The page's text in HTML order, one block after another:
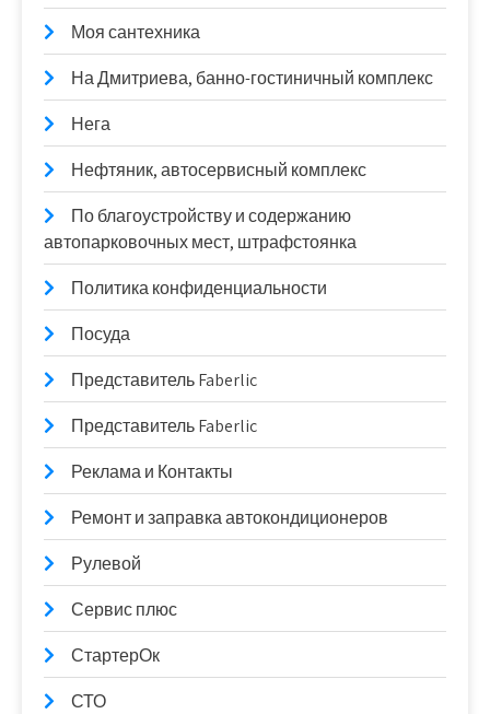
Моя сантехника
На Дмитриева, банно-гостиничный комплекс
Нега
Нефтяник, автосервисный комплекс
По благоустройству и содержанию
автопарковочных мест, штрафстоянка
Политика конфиденциальности
Посуда
Представитель Faberlic
Представитель Faberlic
Реклама и Контакты
Ремонт и заправка автокондиционеров
Рулевой
Сервис плюс
СтартерОк
СТО